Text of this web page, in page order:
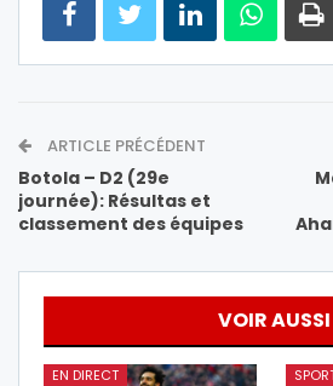
ARTICLE PRÉCÉDENT
Botola – D2 (29e
journée): Résultas et
classement des équipes
VOIR AUSSI
EN DIRECT